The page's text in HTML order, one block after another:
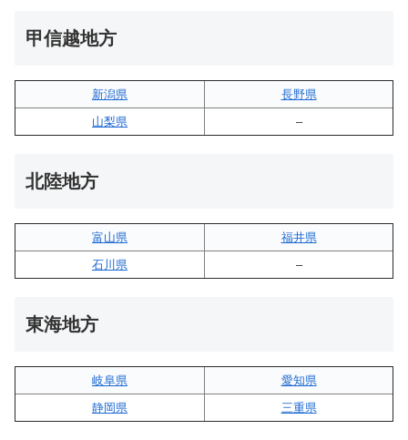
甲信越地方
新潟県
長野県
山梨県
–
北陸地方
富山県
福井県
石川県
–
東海地方
岐阜県
愛知県
静岡県
三重県